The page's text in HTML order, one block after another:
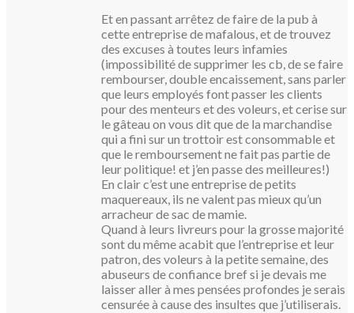
Et en passant arrêtez de faire de la pub à
cette entreprise de mafalous, et de trouvez
des excuses à toutes leurs infamies
(impossibilité de supprimer les cb, de se faire
rembourser, double encaissement, sans parler
que leurs employés font passer les clients
pour des menteurs et des voleurs, et cerise sur
le gâteau on vous dit que de la marchandise
qui a fini sur un trottoir est consommable et
que le remboursement ne fait pas partie de
leur politique! et j’en passe des meilleures!)
En clair c’est une entreprise de petits
maquereaux, ils ne valent pas mieux qu’un
arracheur de sac de mamie.
Quand à leurs livreurs pour la grosse majorité
sont du même acabit que l’entreprise et leur
patron, des voleurs à la petite semaine, des
abuseurs de confiance bref si je devais me
laisser aller à mes pensées profondes je serais
censurée à cause des insultes que j’utiliserais.